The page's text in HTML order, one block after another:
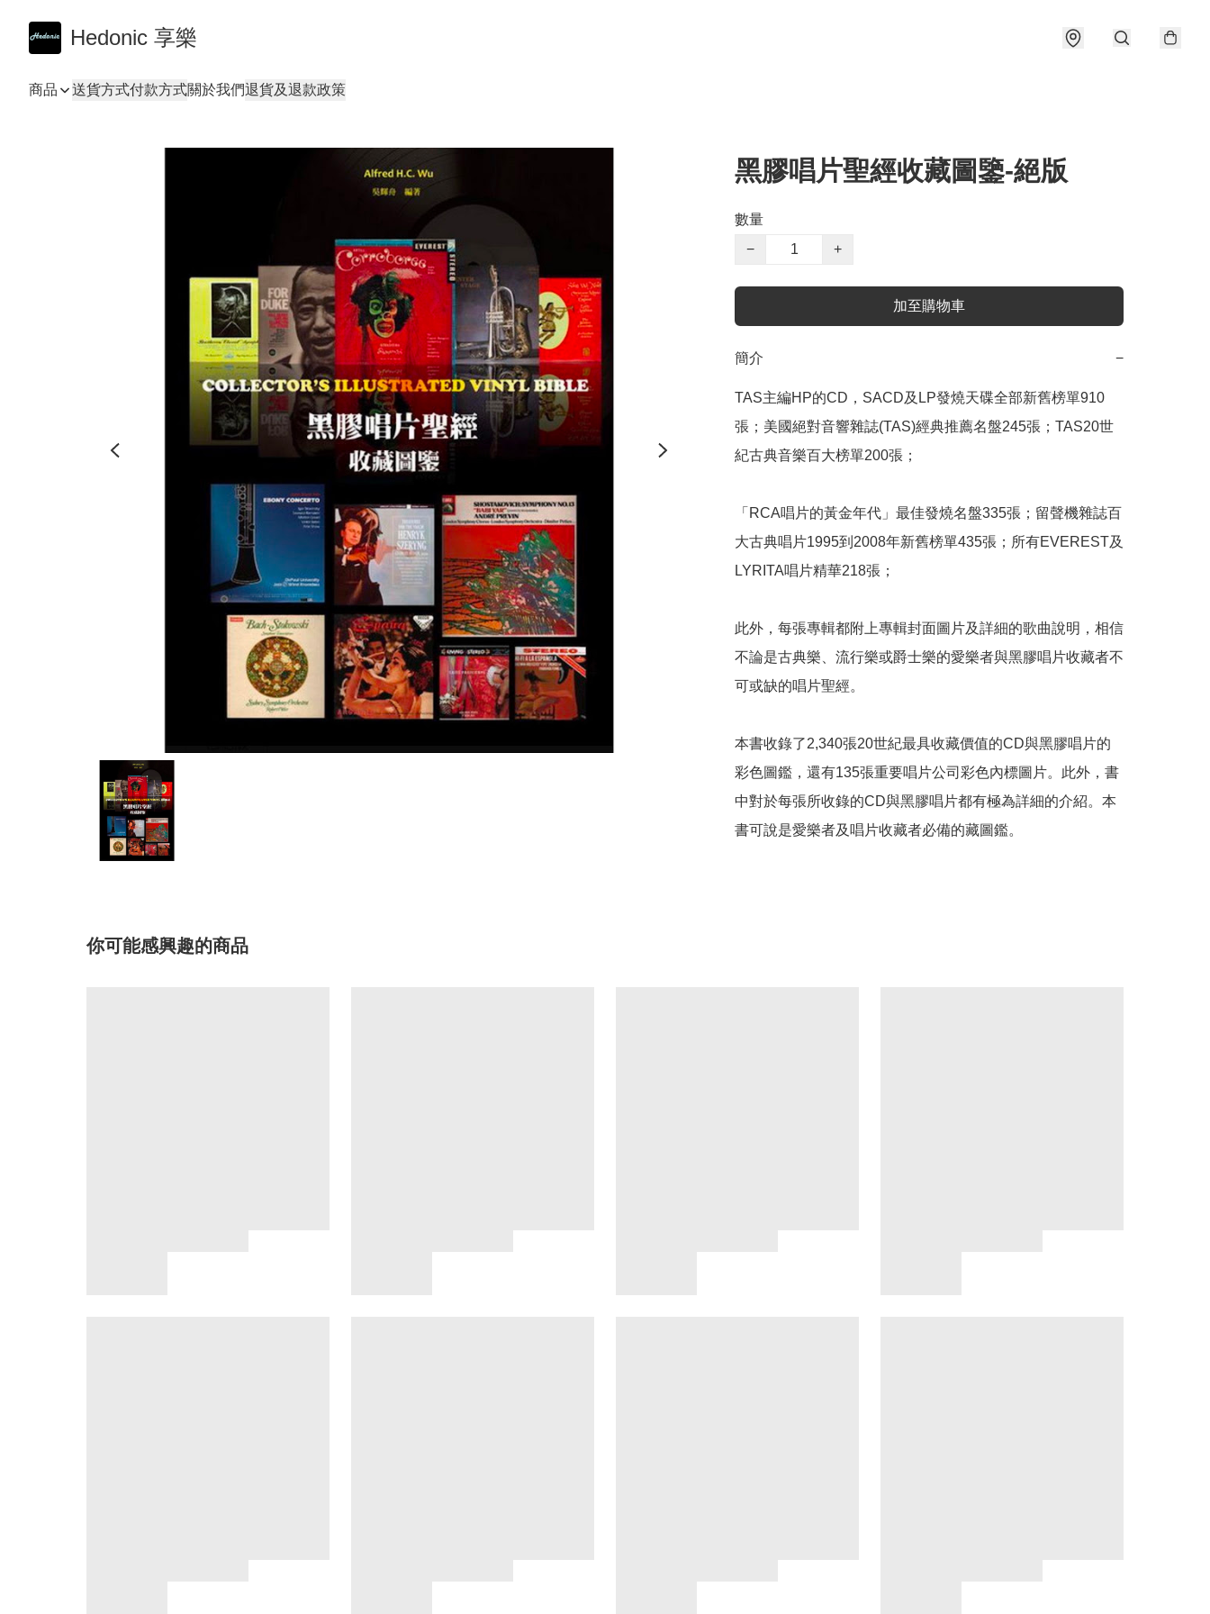
Hedonic 享樂
商品 送貨方式付款方式關於我們退貨及退款政策
黑膠唱片聖經收藏圖鑒-絕版
數量
−
+
加至購物車
簡介 −
TAS主編HP的CD，SACD及LP發燒天碟全部新舊榜單910
張；美國絕對音響雜誌(TAS)經典推薦名盤245張；TAS20世
紀古典音樂百大榜單200張；
「RCA唱片的黃金年代」最佳發燒名盤335張；留聲機雜誌百
大古典唱片1995到2008年新舊榜單435張；所有EVEREST及
LYRITA唱片精華218張；
此外，每張專輯都附上專輯封面圖片及詳細的歌曲說明，相信
不論是古典樂、流行樂或爵士樂的愛樂者與黑膠唱片收藏者不
可或缺的唱片聖經。
本書收錄了2,340張20世紀最具收藏價值的CD與黑膠唱片的
彩色圖鑑，還有135張重要唱片公司彩色內標圖片。此外，書
中對於每張所收錄的CD與黑膠唱片都有極為詳細的介紹。本
書可說是愛樂者及唱片收藏者必備的藏圖鑑。
你可能感興趣的商品